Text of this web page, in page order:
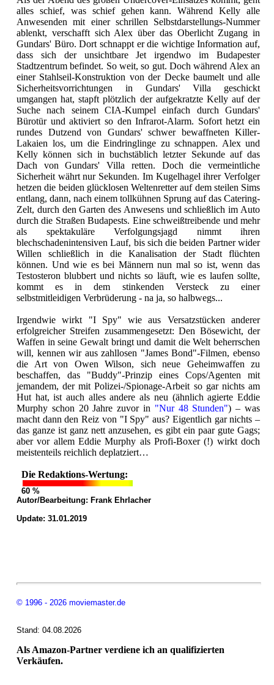
alles schief, was schief gehen kann. Während Kelly alle
Anwesenden mit einer schrillen Selbstdarstellungs-Nummer
ablenkt, verschafft sich Alex über das Oberlicht Zugang in
Gundars' Büro. Dort schnappt er die wichtige Information auf,
dass sich der unsichtbare Jet irgendwo im Budapester
Stadtzentrum befindet. So weit, so gut. Doch während Alex an
einer Stahlseil-Konstruktion von der Decke baumelt und alle
Sicherheitsvorrichtungen in Gundars' Villa geschickt
umgangen hat, stapft plötzlich der aufgekratzte Kelly auf der
Suche nach seinem CIA-Kumpel einfach durch Gundars'
Bürotür und aktiviert so den Infrarot-Alarm. Sofort hetzt ein
rundes Dutzend von Gundars' schwer bewaffneten Killer-
Lakaien los, um die Eindringlinge zu schnappen. Alex und
Kelly können sich in buchstäblich letzter Sekunde auf das
Dach von Gundars' Villa retten. Doch die vermeintliche
Sicherheit währt nur Sekunden. Im Kugelhagel ihrer Verfolger
hetzen die beiden glücklosen Weltenretter auf dem steilen Sims
entlang, dann, nach einem tollkühnen Sprung auf das Catering-
Zelt, durch den Garten des Anwesens und schließlich im Auto
durch die Straßen Budapests. Eine schweißtreibende und mehr
als spektakuläre Verfolgungsjagd nimmt ihren
blechschadenintensiven Lauf, bis sich die beiden Partner wider
Willen schließlich in die Kanalisation der Stadt flüchten
können. Und wie es bei Männern nun mal so ist, wenn das
Testosteron blubbert und nichts so läuft, wie es laufen sollte,
kommt es in dem stinkenden Versteck zu einer
selbstmitleidigen Verbrüderung - na ja, so halbwegs...
Irgendwie wirkt "I Spy" wie aus Versatzstücken anderer
erfolgreicher Streifen zusammengesetzt: Den Bösewicht, der
Waffen in seine Gewalt bringt und damit die Welt beherrschen
will, kennen wir aus zahllosen "James Bond"-Filmen, ebenso
die Art von Owen Wilson, sich neue Geheimwaffen zu
beschaffen, das "Buddy"-Prinzip eines Cops/Agenten mit
jemandem, der mit Polizei-/Spionage-Arbeit so gar nichts am
Hut hat, ist auch alles andere als neu (ähnlich agierte Eddie
Murphy schon 20 Jahre zuvor in "Nur 48 Stunden") – was
macht dann den Reiz von "I Spy" aus? Eigentlich gar nichts –
das ganze ist ganz nett anzusehen, es gibt ein paar gute Gags;
aber vor allem Eddie Murphy als Profi-Boxer (!) wirkt doch
meistenteils reichlich deplatziert…
Die Redaktions-Wertung:
60 %
Autor/Bearbeitung: Frank Ehrlacher
Update: 31.01.2019
© 1996 - 2026 moviemaster.de
Stand: 04.08.2026
Als Amazon-Partner verdiene ich an qualifizierten
Verkäufen.